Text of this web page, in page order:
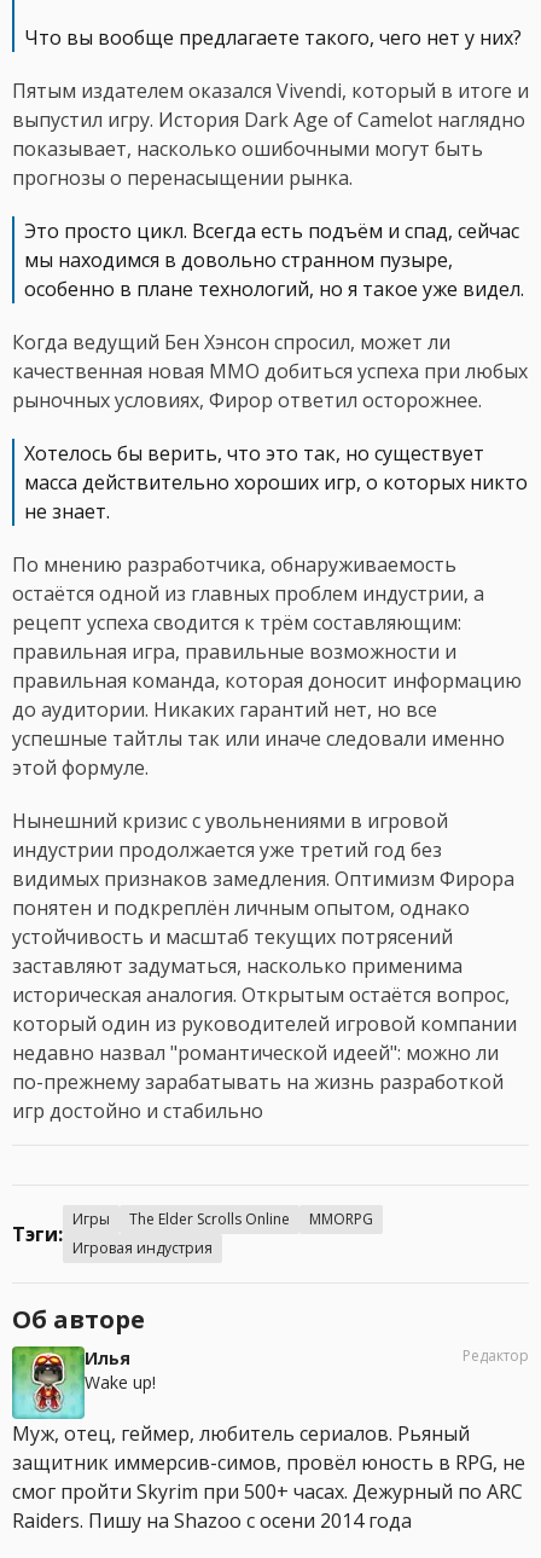
Что вы вообще предлагаете такого, чего нет у них?
Пятым издателем оказался Vivendi, который в итоге и
выпустил игру. История Dark Age of Camelot наглядно
показывает, насколько ошибочными могут быть
прогнозы о перенасыщении рынка.
Это просто цикл. Всегда есть подъём и спад, сейчас
мы находимся в довольно странном пузыре,
особенно в плане технологий, но я такое уже видел.
Когда ведущий Бен Хэнсон спросил, может ли
качественная новая MMO добиться успеха при любых
рыночных условиях, Фирор ответил осторожнее.
Хотелось бы верить, что это так, но существует
масса действительно хороших игр, о которых никто
не знает.
По мнению разработчика, обнаруживаемость
остаётся одной из главных проблем индустрии, а
рецепт успеха сводится к трём составляющим:
правильная игра, правильные возможности и
правильная команда, которая доносит информацию
до аудитории. Никаких гарантий нет, но все
успешные тайтлы так или иначе следовали именно
этой формуле.
Нынешний кризис с увольнениями в игровой
индустрии продолжается уже третий год без
видимых признаков замедления. Оптимизм Фирора
понятен и подкреплён личным опытом, однако
устойчивость и масштаб текущих потрясений
заставляют задуматься, насколько применима
историческая аналогия. Открытым остаётся вопрос,
который один из руководителей игровой компании
недавно назвал "романтической идеей": можно ли
по-прежнему зарабатывать на жизнь разработкой
игр достойно и стабильно
Тэги:
Игры The Elder Scrolls Online
MMORPG
Игровая индустрия
Об авторе
Илья
Wake up!
Редактор
Муж, отец, геймер, любитель сериалов. Рьяный
защитник иммерсив-симов, провёл юность в RPG, не
смог пройти Skyrim при 500+ часах. Дежурный по ARC
Raiders. Пишу на Shazoo с осени 2014 года